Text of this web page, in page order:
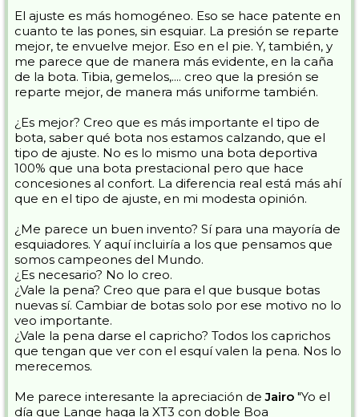
El ajuste es más homogéneo. Eso se hace patente en
cuanto te las pones, sin esquiar. La presión se reparte
mejor, te envuelve mejor. Eso en el pie. Y, también, y
me parece que de manera más evidente, en la caña
de la bota. Tibia, gemelos,.... creo que la presión se
reparte mejor, de manera más uniforme también.
¿Es mejor? Creo que es más importante el tipo de
bota, saber qué bota nos estamos calzando, que el
tipo de ajuste. No es lo mismo una bota deportiva
100% que una bota prestacional pero que hace
concesiones al confort. La diferencia real está más ahí
que en el tipo de ajuste, en mi modesta opinión.
¿Me parece un buen invento? Sí para una mayoría de
esquiadores. Y aquí incluiría a los que pensamos que
somos campeones del Mundo.
¿Es necesario? No lo creo.
¿Vale la pena? Creo que para el que busque botas
nuevas sí. Cambiar de botas solo por ese motivo no lo
veo importante.
¿Vale la pena darse el capricho? Todos los caprichos
que tengan que ver con el esquí valen la pena. Nos lo
merecemos.
Me parece interesante la apreciación deJairo "Yo el
día que Lange haga la XT3 con doble Boa